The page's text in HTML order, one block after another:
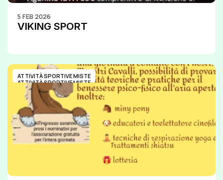
5 FEB 2026
VIKING SPORT
ATTIVITÀ SPORTIVE MISTE
ATTIVITÀ SPORTIVE MISTE